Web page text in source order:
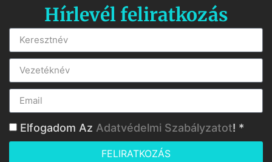
Hírlevél feliratkozás
Elfogadom Az Adatvédelmi Szabályzatot! *
FELIRATKOZÁS